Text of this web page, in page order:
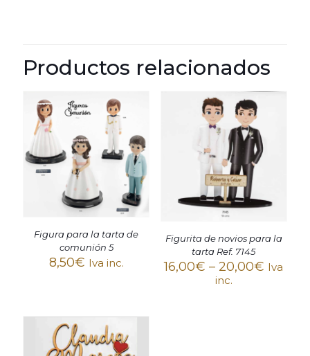
Productos relacionados
Figura para la tarta de
comunión 5
8,50€ Iva inc.
Figurita de novios para la
tarta Ref. 7145
16,00€ –20,00€ Iva
inc.